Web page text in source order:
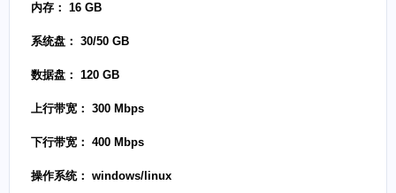
内存： 16 GB
系统盘： 30/50 GB
数据盘： 120 GB
上行带宽： 300 Mbps
下行带宽： 400 Mbps
操作系统： windows/linux